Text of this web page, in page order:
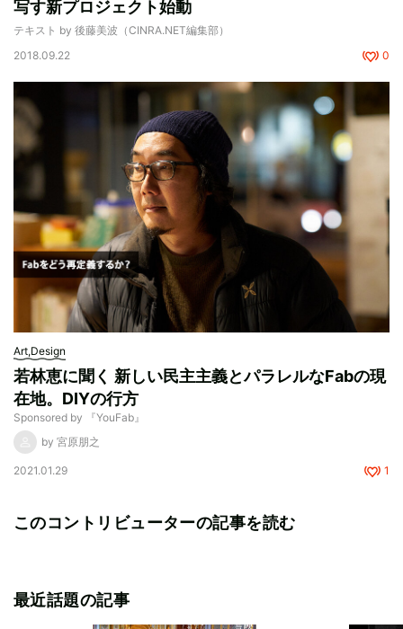
写す新プロジェクト始動
テキスト by 後藤美波（CINRA.NET編集部）
2018.09.22
0
Art,Design
若林恵に聞く 新しい民主主義とパラレルなFabの現
在地。DIYの行方
Sponsored by 『YouFab』
by 宮原朋之
2021.01.29 1
このコントリビューターの記事を読む
最近話題の記事